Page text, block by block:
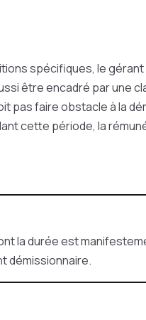
spécifiques, le
être encadré par une
pas faire obstacle à la
cette période, la
la durée est
démissionnaire.